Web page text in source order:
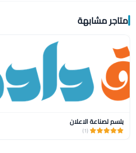
متاجر مشابهة
بلسم لصناعة الاعلان
(1)